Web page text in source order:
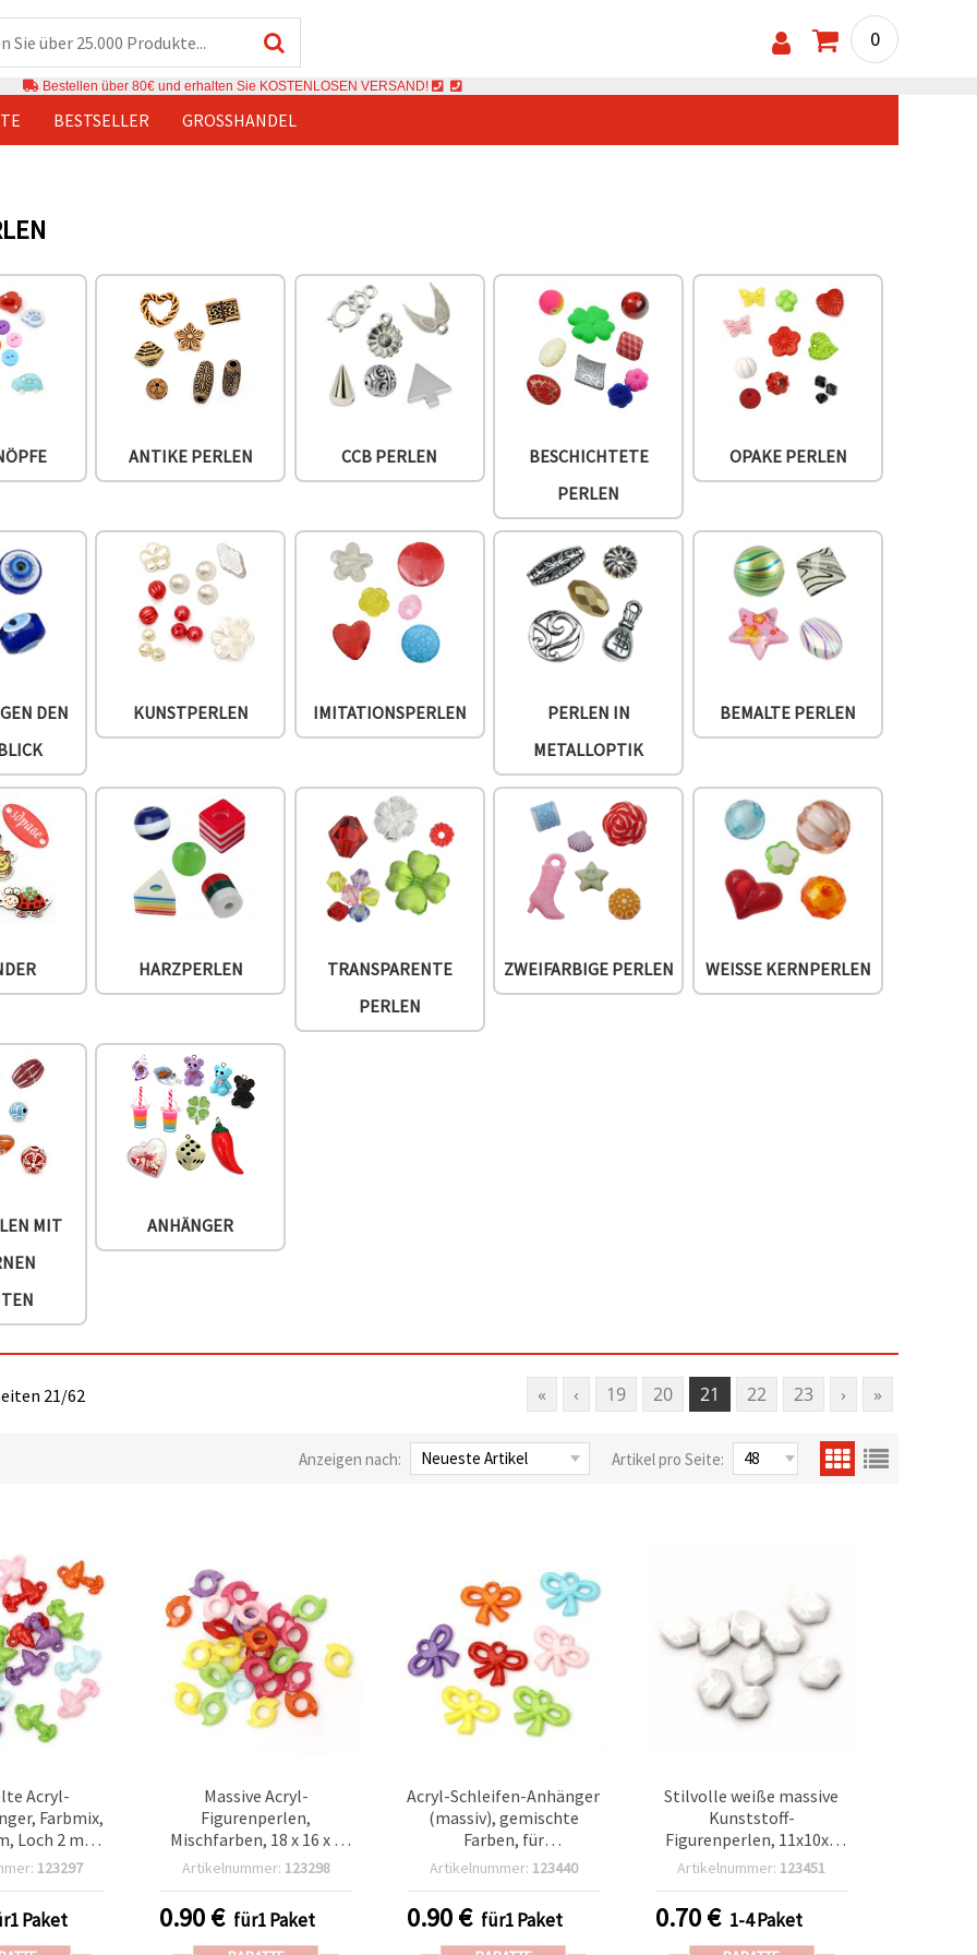
0
Bestellen über 80€ und erhalten Sie KOSTENLOSEN VERSAND!
BESTSELLER GROSSHANDEL
ANTIKE PERLEN CCB PERLEN
BESCHICHTETE
PERLEN
OPAKE PERLEN
DEN
KUNSTPERLEN IMITATIONSPERLEN
PERLEN IN
METALLOPTIK
BEMALTE PERLEN
HARZPERLEN
TRANSPARENTE
PERLEN
ZWEIFARBIGE PERLEN WEISSE KERNPERLEN
MIT
ANHÄNGER
« ‹ 19 20 21 22 23 › »
21/62
Anzeigen nach: Artikel pro Seite:
Acryl-
Farbmix,
Loch 2 mm
Stk), ideal für
Schmuck
123297
Paket
Massive Acryl-
Figurenperlen,
Mischfarben, 18 x 16 x 5
mm, Loch: 1 mm – 50 g
Artikelnummer: 123298
0.90€ für1 Paket
Acryl-Schleifen-Anhänger
(massiv), gemischte
Farben, für
Schmuckherstellung &
3 mm, 50 g (~55 Stk.)
Artikelnummer: 123440
0.90€ für1 Paket
Stilvolle weiße massive
Kunststoff-
Figurenperlen, 11x10x5
mm, Loch 1 mm – 20 g
für kreative Armbänder &
DIY-Schmuck
Artikelnummer: 123451
0.70€ 1-4 Paket